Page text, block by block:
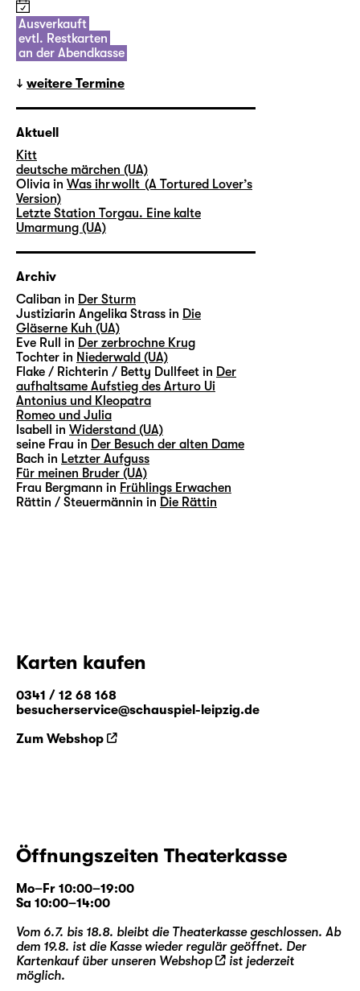
Ausverkauft
evtl. Restkarten
an der Abendkasse
weitere Termine
Aktuell
Kitt
deutsche märchen (UA)
Olivia in Was ihr wollt (A Tortured Lover’s
Version)
Letzte Station Torgau. Eine kalte
Umarmung (UA)
Archiv
Caliban in Der Sturm
Justiziarin Angelika Strass in Die
Gläserne Kuh (UA)
Eve Rull in Der zerbrochne Krug
Tochter in Niederwald (UA)
Flake / Richterin / Betty Dullfeet in Der
aufhaltsame Aufstieg des Arturo Ui
Antonius und Kleopatra
Romeo und Julia
Isabell in Widerstand (UA)
seine Frau in Der Besuch der alten Dame
Bach in Letzter Aufguss
Für meinen Bruder (UA)
Frau Bergmann in Frühlings Erwachen
Rättin / Steuermännin in Die Rättin
Karten kaufen
0341 / 12 68 168
besucherservice@schauspiel-leipzig.de
Zum Webshop
Öffnungszeiten Theaterkasse
Mo–Fr 10:00–19:00
Sa 10:00–14:00
Vom 6.7. bis 18.8. bleibt die Theaterkasse geschlossen. Ab
dem 19.8. ist die Kasse wieder regulär geöffnet. Der
Kartenkauf über unseren Webshop
ist jederzeit
möglich.